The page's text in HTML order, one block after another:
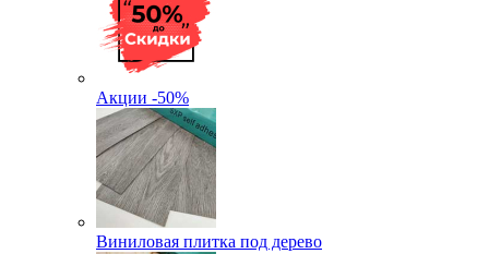
Акции -50%
Виниловая плитка под дерево